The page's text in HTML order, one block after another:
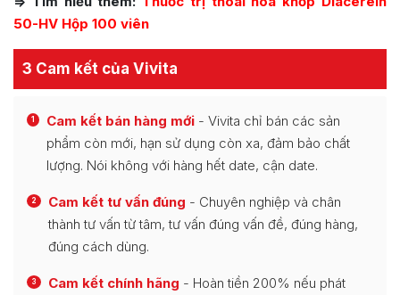
50-HV Hộp 100 viên
3 Cam kết của Vivita
1 Cam kết bán hàng mới - Vivita chỉ bán các sản
phẩm còn mới, hạn sử dụng còn xa, đảm bảo chất
lượng. Nói không với hàng hết date, cận date.
2 Cam kết tư vấn đúng - Chuyên nghiệp và chân
thành tư vấn từ tâm, tư vấn đúng vấn đề, đúng hàng,
đúng cách dùng.
3 Cam kết chính hãng - Hoàn tiền 200% nếu phát